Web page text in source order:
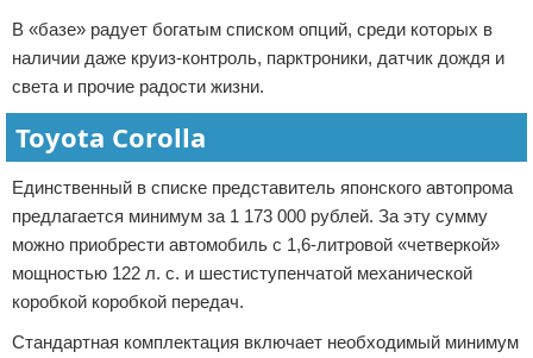
В «базе» радует богатым списком опций, среди которых в
наличии даже круиз-контроль, парктроники, датчик дождя и
света и прочие радости жизни.
Toyota Corolla
Единственный в списке представитель японского автопрома
предлагается минимум за 1 173 000 рублей. За эту сумму
можно приобрести автомобиль с 1,6-литровой «четверкой»
мощностью 122 л. с. и шестиступенчатой механической
коробкой коробкой передач.
Стандартная комплектация включает необходимый минимум